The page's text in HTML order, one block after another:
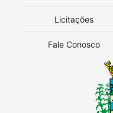
Licitações
Fale Conosco